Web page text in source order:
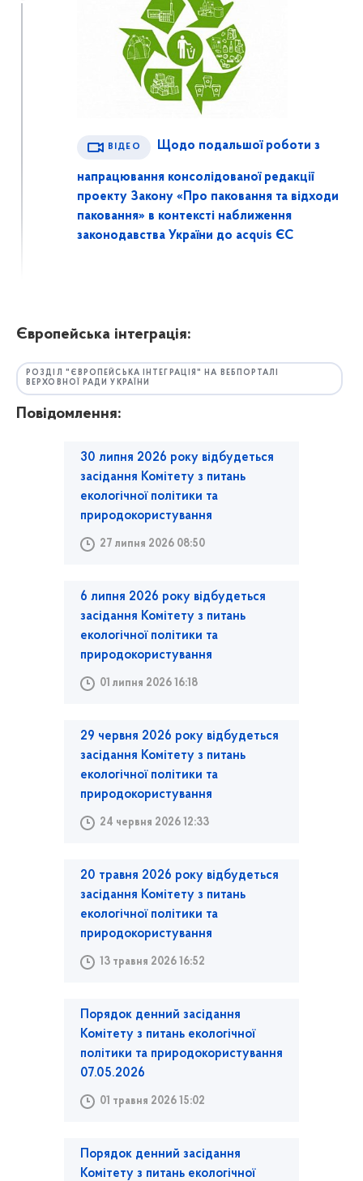
ВІДЕО Щодо подальшої роботи з
напрацювання консолідованої редакції
проекту Закону «Про паковання та відходи
паковання» в контексті наближення
законодавства України до acquis ЄС
Європейська інтеграція:
РОЗДІЛ "ЄВРОПЕЙСЬКА ІНТЕГРАЦІЯ" НА ВЕБПОРТАЛІ
ВЕРХОВНОЇ РАДИ УКРАЇНИ
Повідомлення:
30 липня 2026 року відбудеться
засідання Комітету з питань
екологічної політики та
природокористування
27 липня 2026 08:50
6 липня 2026 року відбудеться
засідання Комітету з питань
екологічної політики та
природокористування
01 липня 2026 16:18
29 червня 2026 року відбудеться
засідання Комітету з питань
екологічної політики та
природокористування
24 червня 2026 12:33
20 травня 2026 року відбудеться
засідання Комітету з питань
екологічної політики та
природокористування
13 травня 2026 16:52
Порядок денний засідання
Комітету з питань екологічної
політики та природокористування
07.05.2026
01 травня 2026 15:02
Порядок денний засідання
Комітету з питань екологічної